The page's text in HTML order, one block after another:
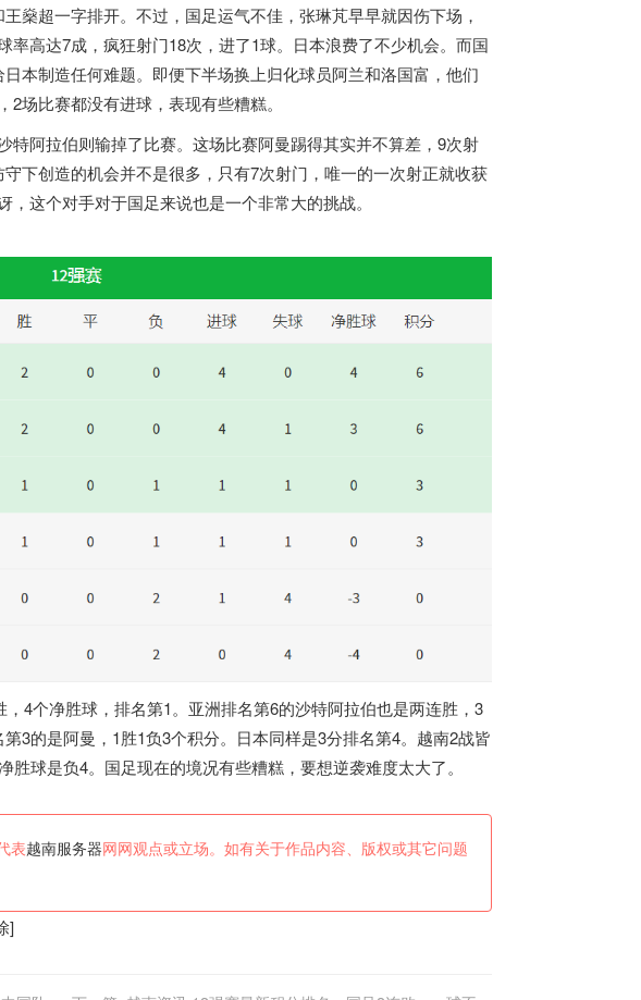
燊超一字排开。不过，国足运气不佳，张琳芃早早就因伤下场，
高达7成，疯狂射门18次，进了1球。日本浪费了不少机会。而国
本制造任何难题。即便下半场换上归化球员阿兰和洛国富，他们
场比赛都没有进球，表现有些糟糕。
特阿拉伯则输掉了比赛。这场比赛阿曼踢得其实并不算差，9次射
下创造的机会并不是很多，只有7次射门，唯一的一次射正就收获
这个对手对于国足来说也是一个非常大的挑战。
4个净胜球，排名第1。亚洲排名第6的沙特阿拉伯也是两连胜，3
3的是阿曼，1胜1负3个积分。日本同样是3分排名第4。 越南2战皆
球是负4。国足现在的境况有些糟糕，要想逆袭难度太大了。
表越南服务器 网网观点或立场。如有关于作品内容、版权或其它问题
]